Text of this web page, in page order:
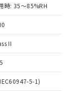
時: 35～85%RH
II
5-1)
中には、
品もある
結果は、
内デー
り、閲
よび標
ことをご
などや
、 カド
ビフェニル
エーテル類
ルヘキシ
RoHSの
化ビフェ
、外国
る商品
を輸出
は、日本
引許
続きを